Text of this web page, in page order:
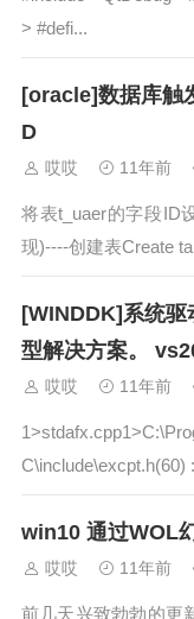
> #defi...
[oracle]数据库触
D
哎哎 11年前
将表t_uaer的字段ID
现)----创建表Create
[WINDDK]系统
型解决方案。
哎哎 11年前
C\include\excpt.h(60)
win10 通过WOL
哎哎 11年前
前几天兴致勃勃的更